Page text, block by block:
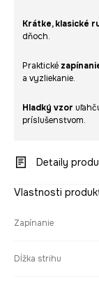
Krátke, klasické
dňoch.
Praktické
a vyzliekanie.
Hladký vzor
príslušenstvom.
Detaily
Vlastnosti
Zapínanie
Dĺžka strihu